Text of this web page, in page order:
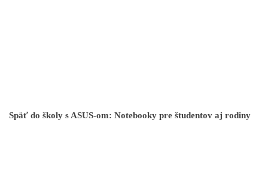
Späť do školy s ASUS-om: Notebooky pre študentov aj rodiny